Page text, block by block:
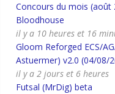
Concours du mois (août
Bloodhouse
il y a 10 heures et 16
Gloom Reforged ECS/
Astuermer) v2.0 (04/08/
il y a 2 jours et 6 heures
Futsal (MrDig) beta